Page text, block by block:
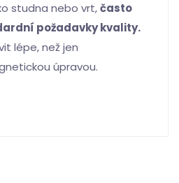
studna nebo vrt,často
požadavky kvality.
lépe, než jen
úpravou.